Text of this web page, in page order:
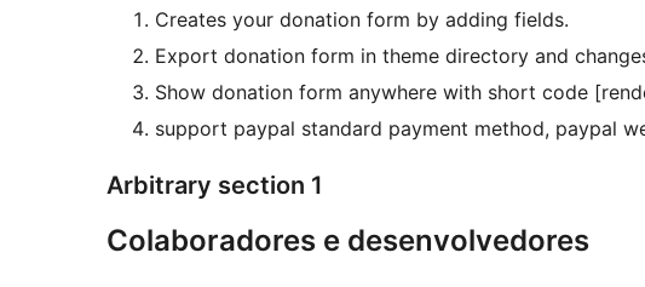
Creates your donation form by adding fields.
Export donation form in theme directory and
Show donation form anywhere with short code
support paypal standard payment method, paypal
Arbitrary section 1
Colaboradores e desenvolvedores